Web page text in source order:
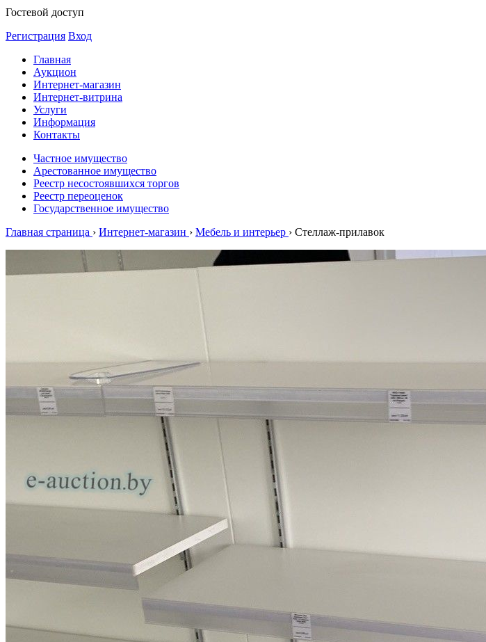
Гостевой доступ
Регистрация Вход
Главная
Аукцион
Интернет-магазин
Интернет-витрина
Услуги
Информация
Контакты
Частное имущество
Арестованное имущество
Реестр несостоявшихся торгов
Реестр переоценок
Государственное имущество
Главная страница › Интернет-магазин › Мебель и интерьер › Стеллаж-прилавок